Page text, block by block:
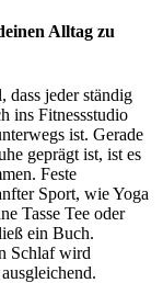
Alltag zu
dass jeder ständig
ins Fitnessstudio
ist. Gerade
geprägt ist, ist es
Feste
Sport, wie Yoga
Tasse Tee oder
ein Buch.
Schlaf wird